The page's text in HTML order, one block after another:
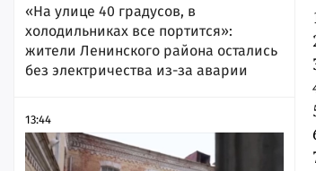
«На улице 40 градусов, в
холодильниках все портится»:
жители Ленинского района остались
без электричества из-за аварии
13:44